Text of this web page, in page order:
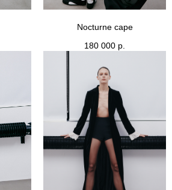
Nocturne cape
180 000 р.